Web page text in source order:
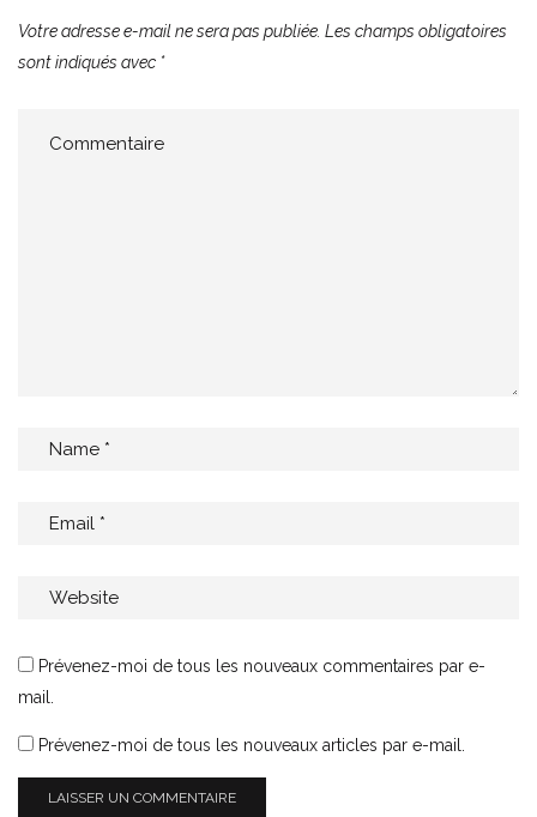
Votre adresse e-mail ne sera pas publiée. Les champs obligatoires
sont indiqués avec *
Prévenez-moi de tous les nouveaux commentaires par e-
mail.
Prévenez-moi de tous les nouveaux articles par e-mail.